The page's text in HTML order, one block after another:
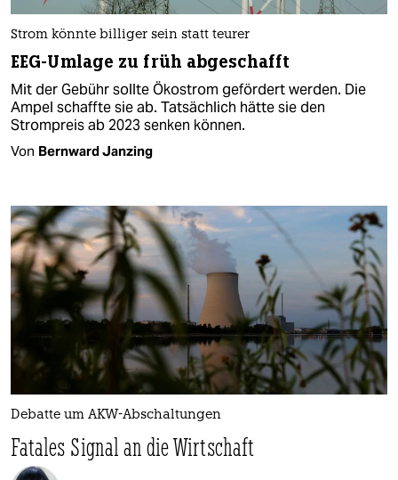
Strom könnte billiger sein statt teurer
EEG-Umlage zu früh abgeschafft
Mit der Gebühr sollte Ökostrom gefördert werden. Die
Ampel schaffte sie ab. Tatsächlich hätte sie den
Strompreis ab 2023 senken können.
Von Bernward Janzing
Debatte um AKW-Abschaltungen
Fatales Signal an die Wirtschaft